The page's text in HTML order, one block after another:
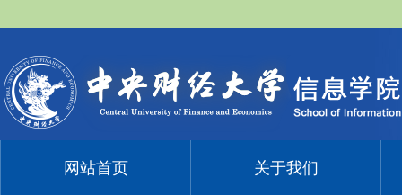
网站首页 关于我们